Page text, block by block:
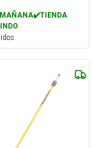
MAÑANA✔️TIENDA